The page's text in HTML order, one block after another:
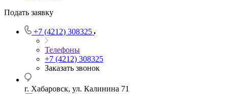
Подать заявку
+7 (4212) 308325
Телефоны
+7 (4212) 308325
Заказать звонок
г. Хабаровск, ул. Калинина 71